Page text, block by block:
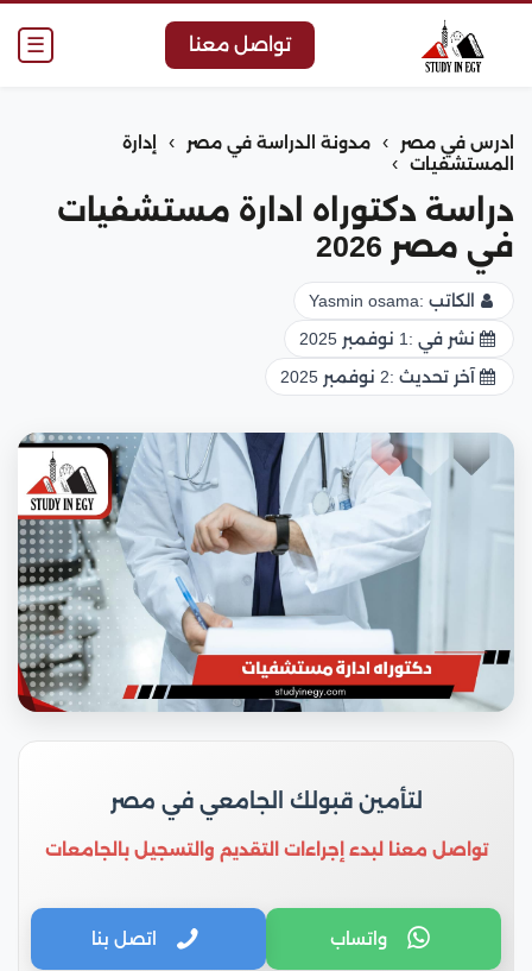
☰ تواصل معنا
ادرس في مصر › مدونة الدراسة في مصر ›
إدارة
المستشفيات
›
دراسة دكتوراه ادارة مستشفيات
في مصر 2026
الكاتب :Yasmin osama
نشر في : 1 نوفمبر 2025
آخر تحديث :2 نوفمبر 2025
لتأمين قبولك الجامعي في مصر
تواصل معنا لبدء إجراءات التقديم والتسجيل بالجامعات
واتساب اتصل بنا